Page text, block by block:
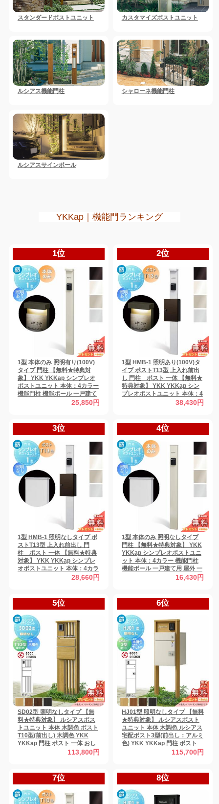
スタンダードポストユニット カスタマイズポストユニット
ルシアス機能門柱 シャローネ機能門柱
ルシアスサインポール
YKKap｜機能門ランキング
1位
1型 本体のみ 照明有り(100V)
タイプ 門柱 【無料★特典対
象】 YKK YKKap シンプレオ
ポストユニット 本体：4カラー
機能門柱 機能ポール 一戸建て
用 屋外 一体型セット25,850円
2位
1型 HMB-1 照明あり(100V)タ
イプ ポストT13型 上入れ前出
し 門柱 ポスト 一体 【無料★
特典対象】 YKK YKKap シン
プレオポストユニット 本体：4
カラー ポスト：7カラー 機能
38,430円
3位
1型 HMB-1 照明なしタイプ ポ
ストT13型 上入れ前出し 門
柱 ポスト 一体 【無料★特典
対象】 YKK YKKap シンプレ
オポストユニット 本体：4カラ
ー ポスト：7カラー 機能門柱
28,660円
4位
1型 本体のみ 照明なしタイプ
門柱 【無料★特典対象】 YKK
YKKap シンプレオポストユニ
ット 本体：4カラー 機能門柱
機能ポール 一戸建て用 屋外 一
16,430円
5位
SD02型 照明なしタイプ 【無
料★特典対象】 ルシアスポス
トユニット 本体 木調色 ポスト
T10型(前出し) 木調色 YKK
YKKap 門柱 ポスト 一体 おし
ゃれ ルシアス 機能門柱 機能ポ
113,800円
6位
HJ01型 照明なしタイプ 【無料
★特典対象】 ルシアスポスト
ユニット 本体 木調色 ルシアス
宅配ポスト3型(前出し：アルミ
色) YKK YKKap 門柱 ポスト
宅配ボックス おしゃれ ルシア
115,700円
7位 8位